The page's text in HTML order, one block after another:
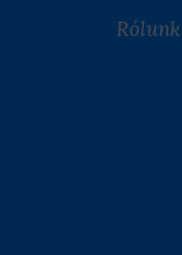
Rólunk